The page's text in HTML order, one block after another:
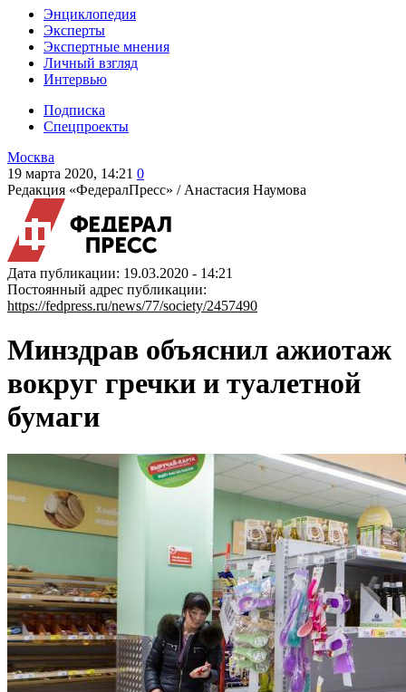
Энциклопедия
Эксперты
Экспертные мнения
Личный взгляд
Интервью
Подписка
Спецпроекты
Москва
19 марта 2020, 14:21 0
Редакция «ФедералПресс» / Анастасия Наумова
Дата публикации: 19.03.2020 - 14:21
Постоянный адрес публикации:
https://fedpress.ru/news/77/society/2457490
Минздрав объяснил ажиотаж
вокруг гречки и туалетной
бумаги